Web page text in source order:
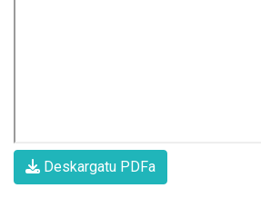
Deskargatu PDFa